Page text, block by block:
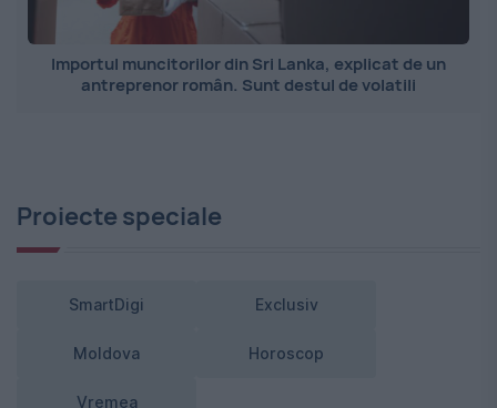
Importul muncitorilor din Sri Lanka, explicat de un
antreprenor român. Sunt destul de volatili
Proiecte speciale
SmartDigi Exclusiv
Moldova Horoscop
Vremea